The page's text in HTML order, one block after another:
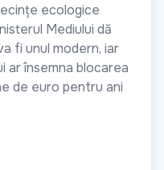
ecologice
Mediului dă
fi unul modern, iar
ar însemna blocarea
de euro pentru ani